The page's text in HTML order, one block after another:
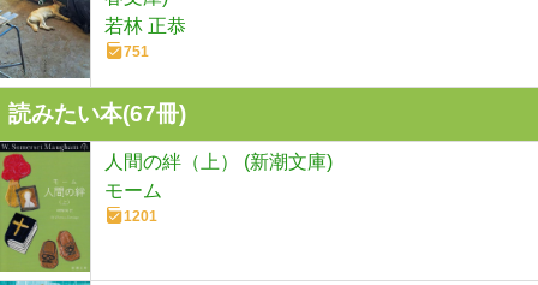
若林 正恭
751
読みたい本(67冊)
人間の絆（上） (新潮文庫)
モーム
1201